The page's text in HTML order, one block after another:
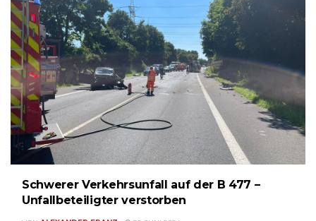
Schwerer Verkehrsunfall auf der B 477 –
Unfallbeteiligter verstorben